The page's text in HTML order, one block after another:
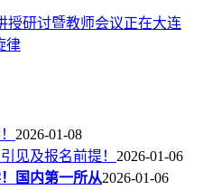
授研讨暨教师会议正在大连
律
2026-01-08
见及报名前提！ 2026-01-06
国内第一所从2026-01-06